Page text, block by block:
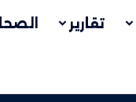
تقارير